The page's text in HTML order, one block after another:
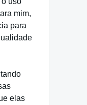
mim,
para
elas